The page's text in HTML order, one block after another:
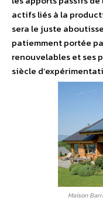
actifs liés à la
sera le juste
patiemment portée
renouvelables et ses
siècle
Maison